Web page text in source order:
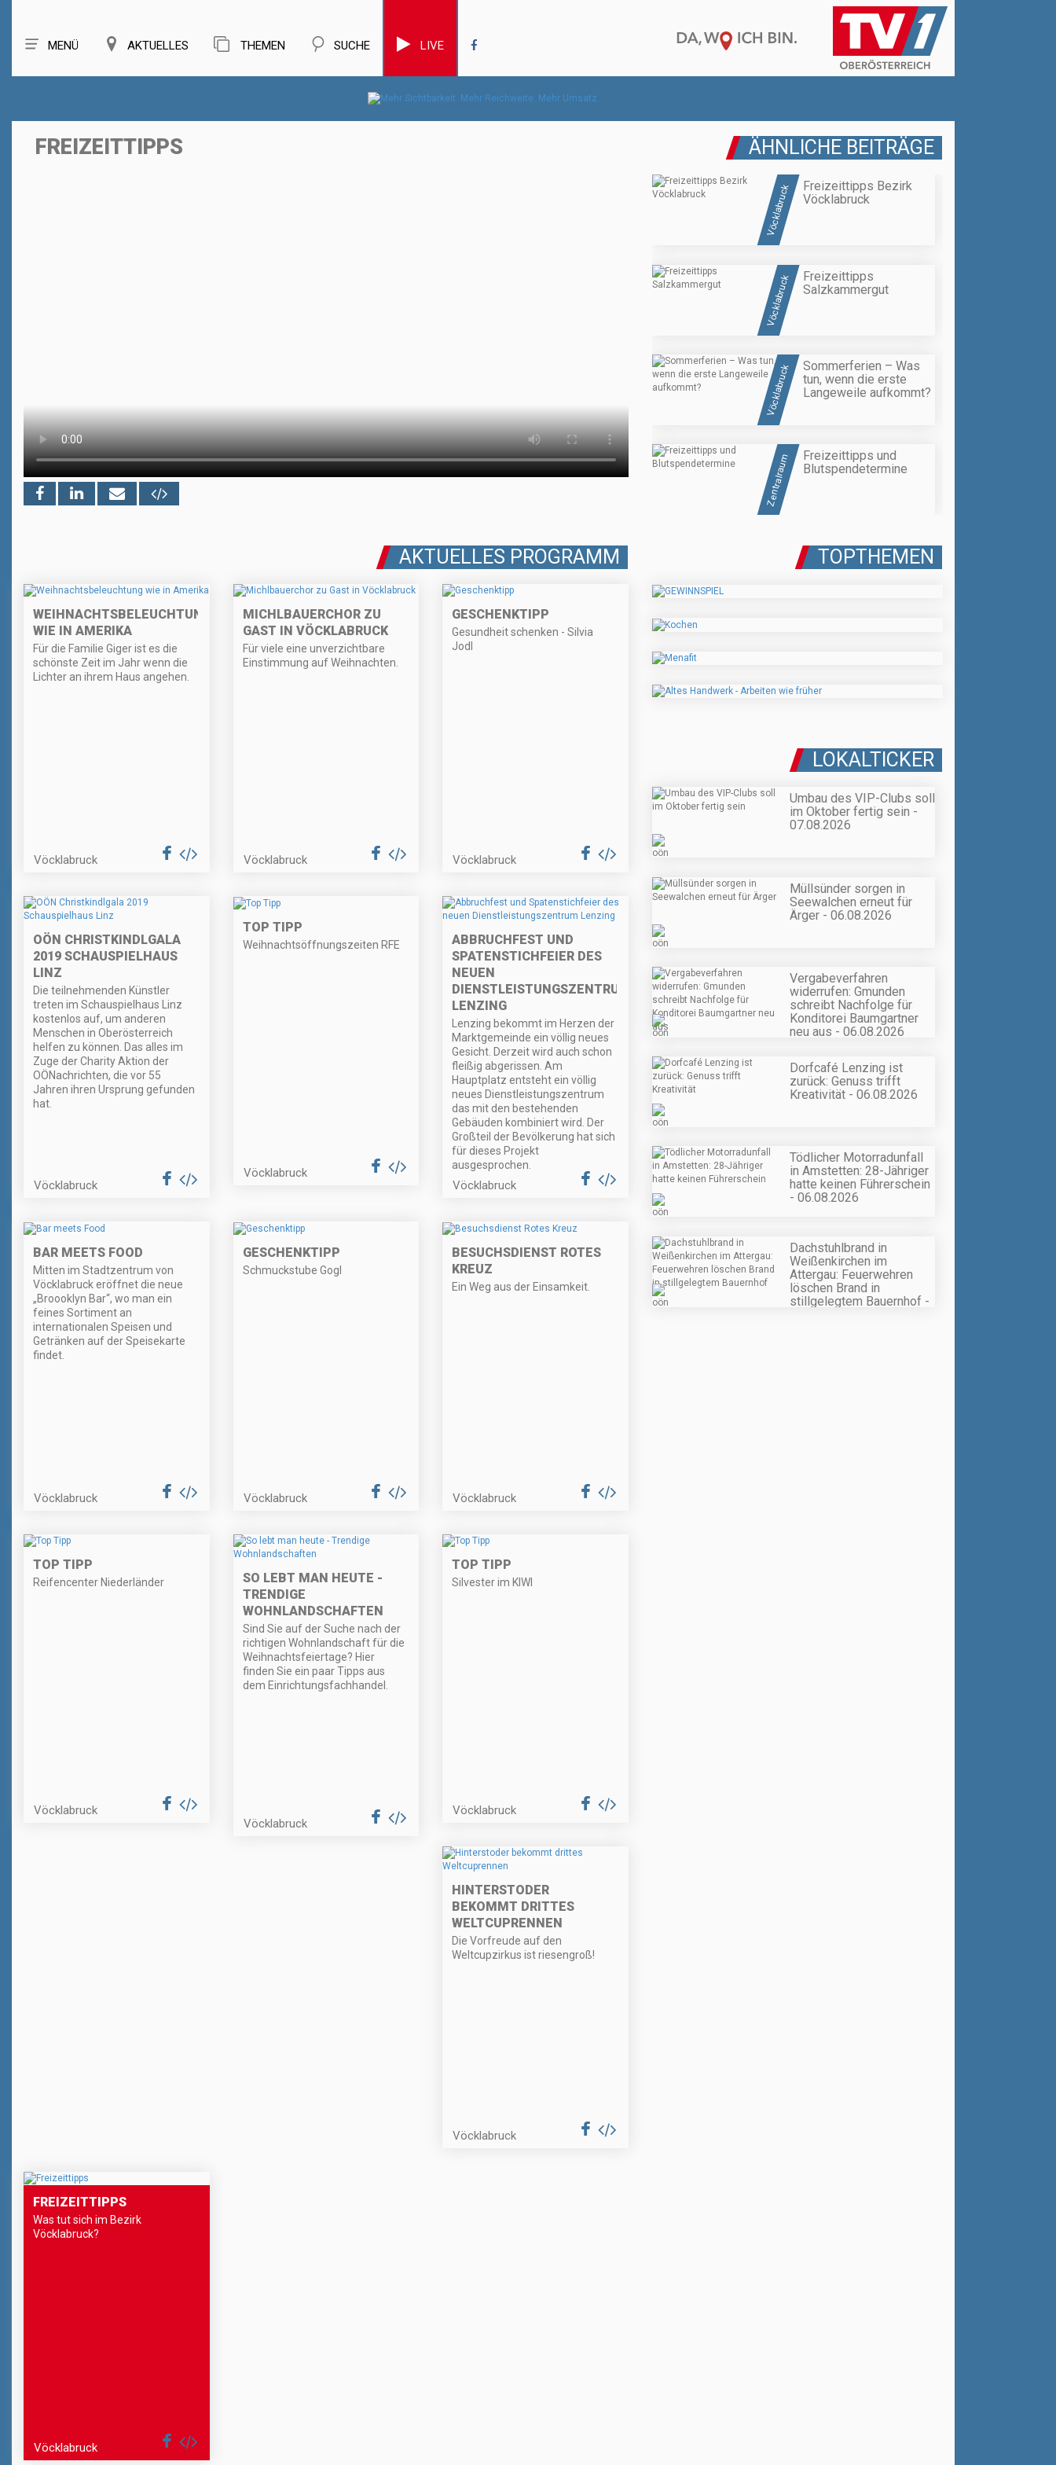
MENÜ AKTUELLES THEMEN SUCHE LIVE
FREIZEITTIPPS ÄHNLICHE BEITRÄGE
Vöcklabruck
Freizeittipps Bezirk
Vöcklabruck
Vöcklabruck
Freizeittipps
Salzkammergut
Vöcklabruck
Sommerferien – Was
tun, wenn die erste
Langeweile aufkommt?
Zentralraum
Freizeittipps und
Blutspendetermine
AKTUELLES PROGRAMM
WEIHNACHTSBELEUCHTUNG
WIE IN AMERIKA
Für die Familie Giger ist es die
schönste Zeit im Jahr wenn die
Lichter an ihrem Haus angehen.
Vöcklabruck
MICHLBAUERCHOR ZU
GAST IN VÖCKLABRUCK
Für viele eine unverzichtbare
Einstimmung auf Weihnachten.
Vöcklabruck
GESCHENKTIPP
Gesundheit schenken - Silvia
Jodl
Vöcklabruck
OÖN CHRISTKINDLGALA
2019 SCHAUSPIELHAUS
LINZ
Die teilnehmenden Künstler
treten im Schauspielhaus Linz
kostenlos auf, um anderen
Menschen in Oberösterreich
helfen zu können. Das alles im
Zuge der Charity Aktion der
OÖNachrichten, die vor 55
Jahren ihren Ursprung gefunden
hat.
Vöcklabruck
TOP TIPP
Weihnachtsöffnungszeiten RFE
Vöcklabruck
ABBRUCHFEST UND
SPATENSTICHFEIER DES
NEUEN
DIENSTLEISTUNGSZENTRUM
LENZING
Lenzing bekommt im Herzen der
Marktgemeinde ein völlig neues
Gesicht. Derzeit wird auch schon
fleißig abgerissen. Am
Hauptplatz entsteht ein völlig
neues Dienstleistungszentrum
das mit den bestehenden
Gebäuden kombiniert wird. Der
Großteil der Bevölkerung hat sich
für dieses Projekt
ausgesprochen.
Vöcklabruck
BAR MEETS FOOD
Mitten im Stadtzentrum von
Vöcklabruck eröffnet die neue
„Broooklyn Bar“, wo man ein
feines Sortiment an
internationalen Speisen und
Getränken auf der Speisekarte
findet.
Vöcklabruck
GESCHENKTIPP
Schmuckstube Gogl
Vöcklabruck
BESUCHSDIENST ROTES
KREUZ
Ein Weg aus der Einsamkeit.
Vöcklabruck
TOP TIPP
Reifencenter Niederländer
Vöcklabruck
SO LEBT MAN HEUTE -
TRENDIGE
WOHNLANDSCHAFTEN
Sind Sie auf der Suche nach der
richtigen Wohnlandschaft für die
Weihnachtsfeiertage? Hier
finden Sie ein paar Tipps aus
dem Einrichtungsfachhandel.
Vöcklabruck
TOP TIPP
Silvester im KIWI
Vöcklabruck
HINTERSTODER
BEKOMMT DRITTES
WELTCUPRENNEN
Die Vorfreude auf den
Weltcupzirkus ist riesengroß!
Vöcklabruck
FREIZEITTIPPS
Was tut sich im Bezirk
Vöcklabruck?
Vöcklabruck
TOPTHEMEN
LOKALTICKER
Umbau des VIP-Clubs soll
im Oktober fertig sein -
07.08.2026
Müllsünder sorgen in
Seewalchen erneut für
Ärger - 06.08.2026
Vergabeverfahren
widerrufen: Gmunden
schreibt Nachfolge für
Konditorei Baumgartner
neu aus - 06.08.2026
Dorfcafé Lenzing ist
zurück: Genuss trifft
Kreativität - 06.08.2026
Tödlicher Motorradunfall
in Amstetten: 28-Jähriger
hatte keinen Führerschein
- 06.08.2026
Dachstuhlbrand in
Weißenkirchen im
Attergau: Feuerwehren
löschen Brand in
stillgelegtem Bauernhof -